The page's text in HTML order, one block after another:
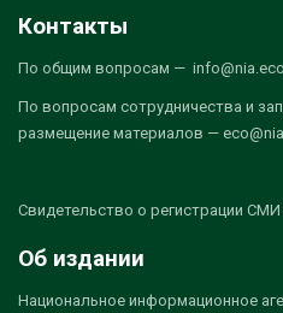
Контакты
По общим вопросам — info@nia.eco
По вопросам сотрудничества и
размещение материалов —
Свидетельство о регистрации
Об издании
Национальное информационное